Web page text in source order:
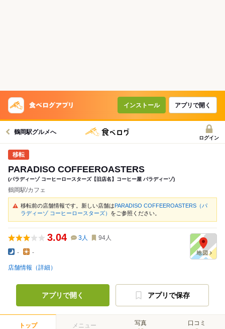
インストール アプリで開く
鶴岡駅グルメへ
ログイン
PARADISO COFFEEROASTERS
(パラディーゾ コーヒーロースターズ【旧店名】コーヒー屋 パラディーゾ)
鶴岡駅/カフェ
移転前の店舗情報です。新しい店舗はPARADISO COFFEEROASTERS（パ
ラディーゾ コーヒーロースターズ） をご参照ください。
3.04 3人 94人
- -
店舗情報（詳細）
アプリで開く アプリで保存
トップ メニュー 写真 口コミ